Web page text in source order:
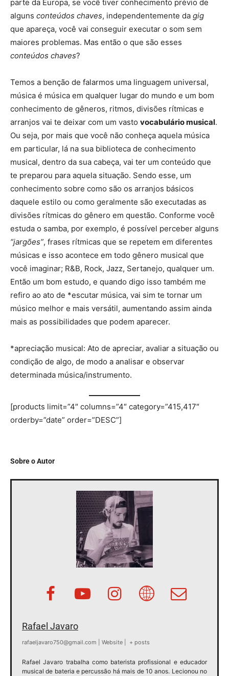
parte da Europa, se você tiver conhecimento prévio de
alguns conteúdos chaves, independentemente da gig
que apareça, você vai conseguir executar o som sem
maiores problemas. Mas então o que são esses
conteúdos chaves?
Temos a benção de falarmos uma linguagem universal,
música é música em qualquer lugar do mundo e um bom
conhecimento de gêneros, ritmos, divisões rítmicas e
arranjos vai te deixar com um vasto vocabulário musical.
Ou seja, por mais que você não conheça aquela música
em particular, lá na sua biblioteca de conhecimento
musical, dentro da sua cabeça, vai ter um conteúdo que
te preparou para aquela situação. Sendo esse, um
conhecimento sobre como são os arranjos básicos
daquele estilo ou como geralmente são executadas as
divisões rítmicas do gênero em questão. Conforme você
estuda o samba, por exemplo, é possível perceber alguns
“jargões”, frases rítmicas que se repetem em diferentes
músicas e isso acontece em todo gênero musical que
você imaginar; R&B, Rock, Jazz, Sertanejo, qualquer um.
Então um bom estudo, e quando digo isso também me
refiro ao ato de *escutar música, vai sim te tornar um
músico melhor e mais versátil, aumentando assim ainda
mais as possibilidades que podem aparecer.
*apreciação musical: Ato de apreciar, avaliar a situação ou
condição de algo, de modo a analisar e observar
determinada música/instrumento.
[products limit=”4″ columns=”4″ category=”415,417″
orderby=”date” order=”DESC”]
Sobre o Autor
Rafael Javaro
rafaeljavaro750@gmail.com Website + posts
Rafael Javaro trabalha como baterista profissional e educador
musical de bateria e percussão há mais de 10 anos. Lecionou no